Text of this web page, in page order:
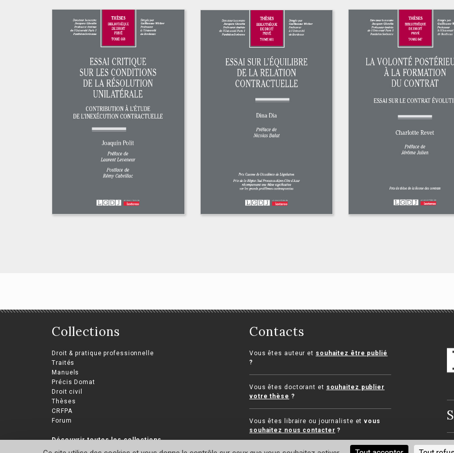
Essai critique sur les
conditions de la
résolution unilatérale
Joaquín Polit
Essai sur l’équilibre
de la relation
contractuelle
postérieure à la
Collections
Droit & pratique professionnelle
Traités
Manuels
Précis Domat
Droit civil
Thèses
CRFPA
Forum
Découvrir toutes les collections
Contacts
Vous êtes auteur et souhaitez être publié
?
Vous êtes doctorant et souhaitez publier
votre thèse ?
Vous êtes libraire ou journaliste etvous
souhaitez nous contacter ?